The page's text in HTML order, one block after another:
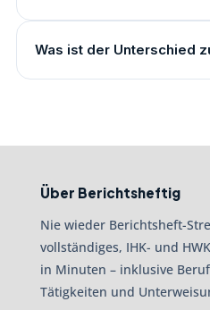
Was ist der Unterschied
Über Berichtsheftig
Nie wieder Berichtsheft-
vollständiges, IHK- und
in Minuten – inklusive
Tätigkeiten und